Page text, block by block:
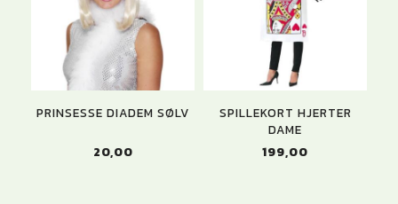
PRINSESSE DIADEM SØLV
20,00
SPILLEKORT HJERTER
DAME
199,00